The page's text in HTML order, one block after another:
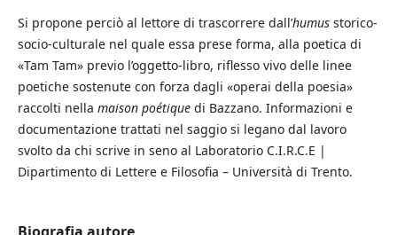
Si propone perciò al lettore di trascorrere dall’humusstorico-
socio-culturale nel quale essa prese forma, alla poetica di
«Tam Tam» previo l’oggetto-libro, riflesso vivo delle linee
poetiche sostenute con forza dagli «operai della poesia»
raccolti nella maison poétiquedi Bazzano. Informazioni e
documentazione trattati nel saggio si legano dal lavoro
svolto da chi scrive in seno al Laboratorio C.I.R.C.E |
Dipartimento di Lettere e Filosofia – Università di Trento.
Biografia autore